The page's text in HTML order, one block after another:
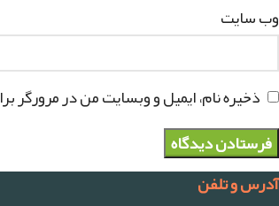
وب‌ سایت
ذخیره نام، ایمیل و وبسایت من در مرورگر
آدرس و تلفن